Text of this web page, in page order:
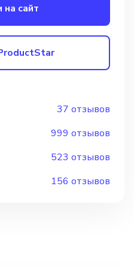
сайт
37 отзывов
999 отзывов
523 отзывов
156 отзывов